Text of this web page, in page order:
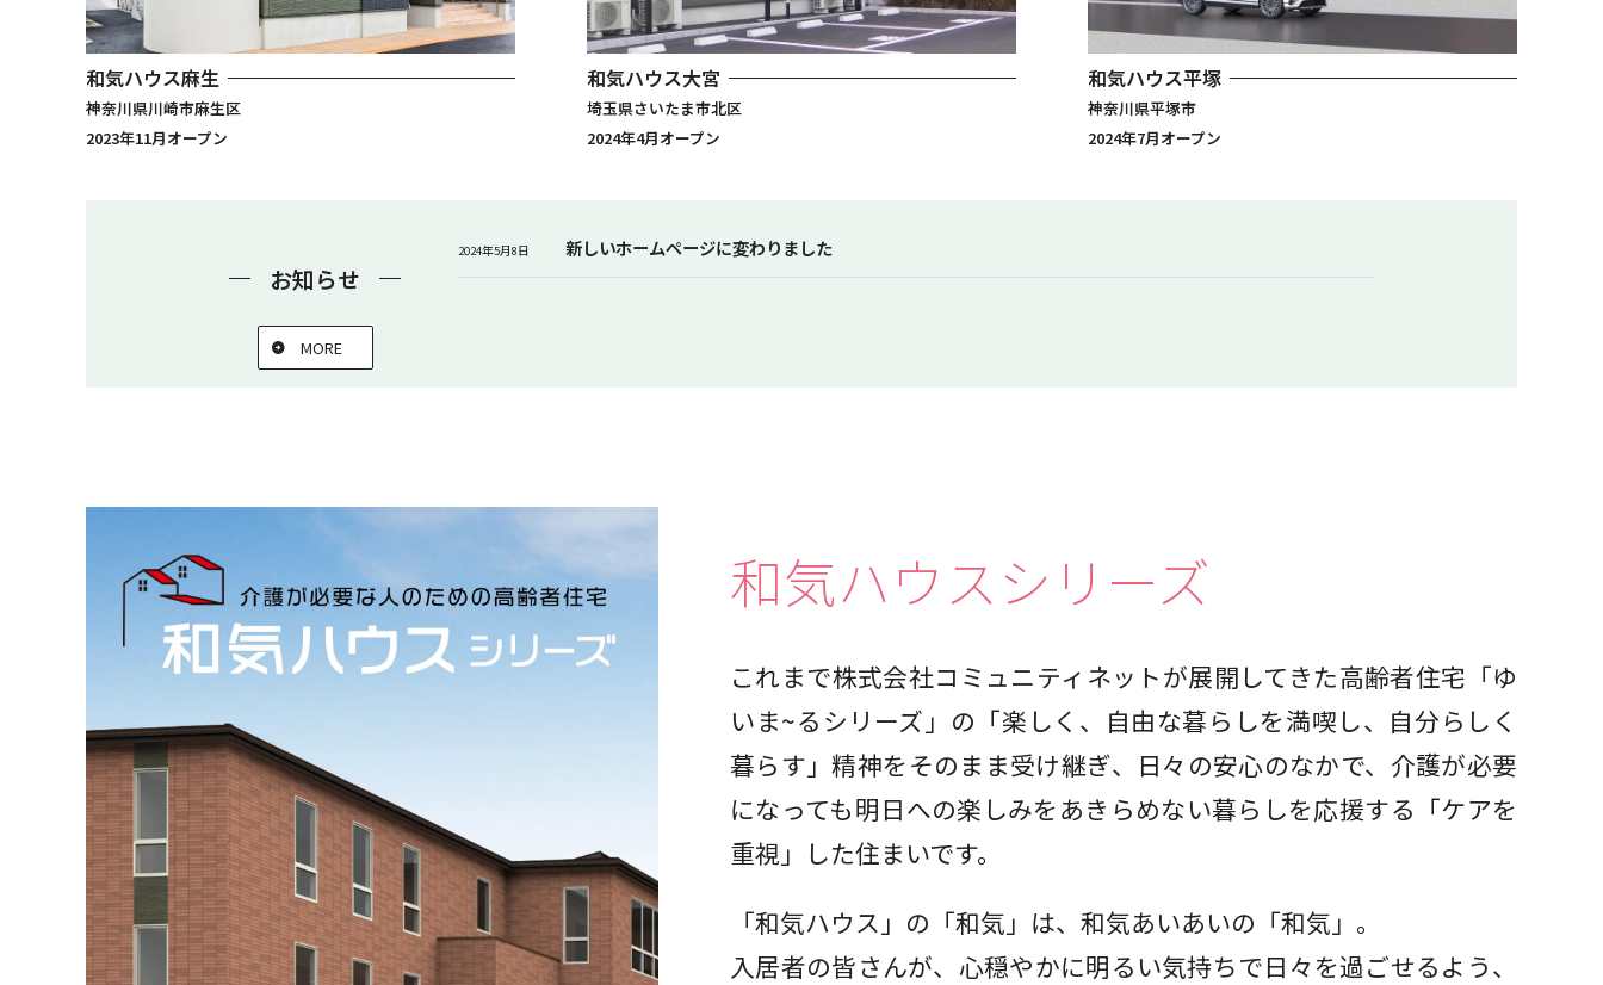
和気ハウス麻生
神奈川県川崎市麻生区
2023年11月オープン
和気ハウス大宮
埼玉県さいたま市北区
2024年4月オープン
和気ハウス平塚
神奈川県平塚市
2024年7月オープン
お知らせ
MORE
2024年5月8日 新しいホームページに変わりました
和気ハウスシリーズ
これまで株式会社コミュニティネットが展開してきた高齢者住宅「ゆ
いま~るシリーズ」の「楽しく、自由な暮らしを満喫し、自分らしく
暮らす」精神をそのまま受け継ぎ、日々の安心のなかで、介護が必要
になっても明日への楽しみをあきらめない暮らしを応援する「ケアを
重視」した住まいです。
「和気ハウス」の「和気」は、和気あいあいの「和気」。
入居者の皆さんが、心穏やかに明るい気持ちで日々を過ごせるよう、